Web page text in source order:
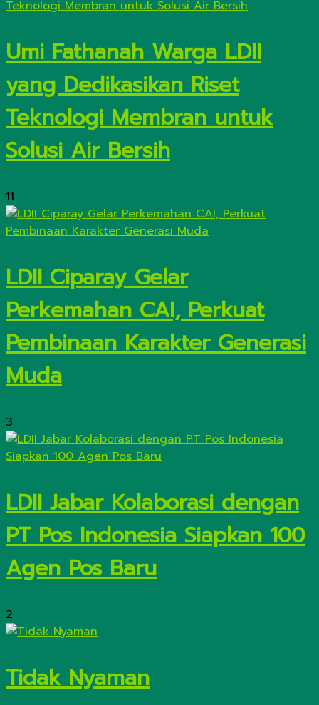
Umi Fathanah Warga LDII
yang Dedikasikan Riset
Teknologi Membran untuk
Solusi Air Bersih
11
LDII Ciparay Gelar
Perkemahan CAI, Perkuat
Pembinaan Karakter Generasi
Muda
3
LDII Jabar Kolaborasi dengan
PT Pos Indonesia Siapkan 100
Agen Pos Baru
2
Tidak Nyaman